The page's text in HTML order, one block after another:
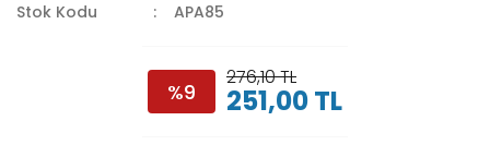
Stok Kodu APA85
%9
276,10 TL
251,00 TL